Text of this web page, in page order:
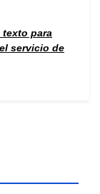
para
servicio de